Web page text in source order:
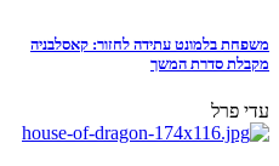
משפחת בלמונט עתידה לחזור: קאסלבניה
מקבלת סדרת המשך
עדי פרל